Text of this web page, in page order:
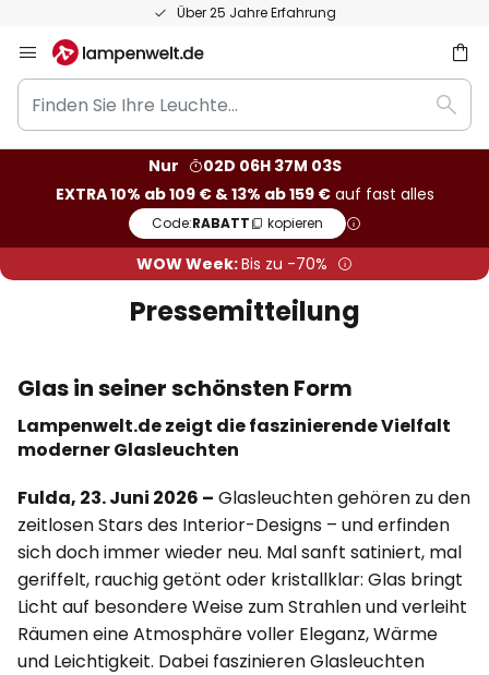
50 Tage kostenlose Retoure
Inhalt
springen
Finden
Sie
Ihre
Nur
02D 06H 37M 02S
EXTRA 10% ab 109 € & 13% ab 159 €auf fast alles
Code:RABATT kopieren
WOW Week:Bis zu -70%
Pressemitteilung
Glas in seiner schönsten Form
Lampenwelt.de zeigt die faszinierende Vielfalt
moderner Glasleuchten
Fulda, 23. Juni 2026 – Glasleuchten gehören zu den
zeitlosen Stars des Interior-Designs – und erfinden
sich doch immer wieder neu. Mal sanft satiniert, mal
geriffelt, rauchig getönt oder kristallklar: Glas bringt
Licht auf besondere Weise zum Strahlen und verleiht
Räumen eine Atmosphäre voller Eleganz, Wärme
und Leichtigkeit. Dabei faszinieren Glasleuchten